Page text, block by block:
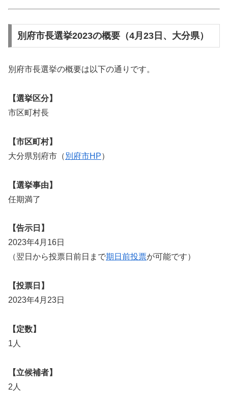
別府市長選挙2023の概要（4月23日、大分県）
別府市長選挙の概要は以下の通りです。
【選挙区分】
市区町村長
【市区町村】
大分県別府市（ 別府市HP）
【選挙事由】
任期満了
【告示日】
2023年4月16日
（翌日から投票日前日まで期日前投票が可能です）
【投票日】
2023年4月23日
【定数】
1人
【立候補者】
2人